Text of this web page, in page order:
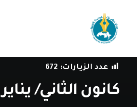
فيببليوغرافيا
عدد الزيارات: 672
كانون الثاني/ يناير 2017